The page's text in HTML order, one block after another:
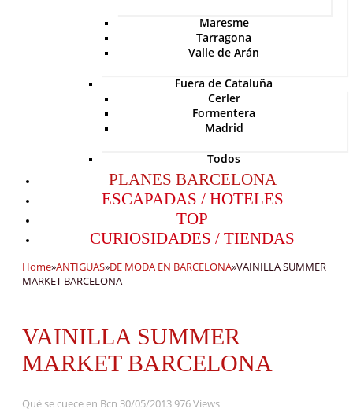
Maresme
Tarragona
Valle de Arán
Fuera de Cataluña
Cerler
Formentera
Madrid
Todos
PLANES BARCELONA
ESCAPADAS / HOTELES
TOP
CURIOSIDADES / TIENDAS
Home»ANTIGUAS»DE MODA EN BARCELONA»VAINILLA SUMMER
MARKET BARCELONA
VAINILLA SUMMER
MARKET BARCELONA
Qué se cuece en Bcn 30/05/2013 976 Views